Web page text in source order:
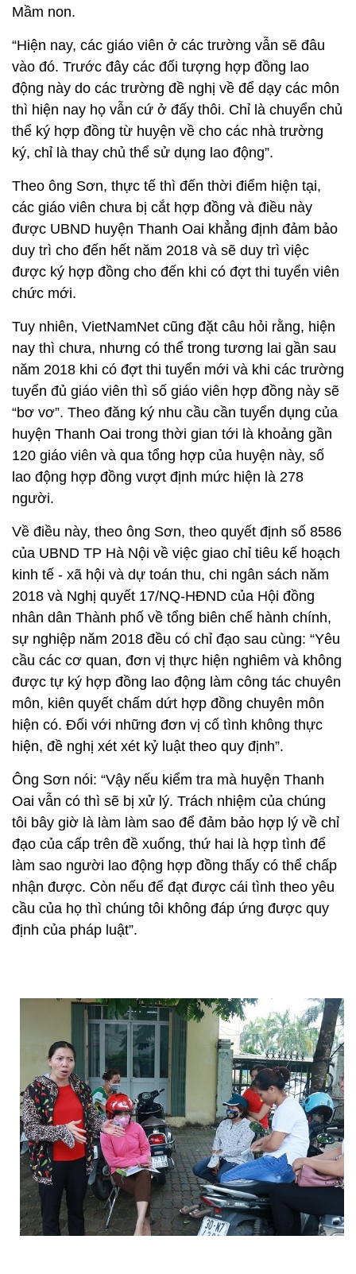
Mầm non.
“Hiện nay, các giáo viên ở các trường vẫn sẽ đâu
vào đó. Trước đây các đối tượng hợp đồng lao
động này do các trường đề nghị về để dạy các môn
thì hiện nay họ vẫn cứ ở đấy thôi. Chỉ là chuyển chủ
thể ký hợp đồng từ huyện về cho các nhà trường
ký, chỉ là thay chủ thể sử dụng lao động”.
Theo ông Sơn, thực tế thì đến thời điểm hiện tại,
các giáo viên chưa bị cắt hợp đồng và điều này
được UBND huyện Thanh Oai khẳng định đảm bảo
duy trì cho đến hết năm 2018 và sẽ duy trì việc
được ký hợp đồng cho đến khi có đợt thi tuyển viên
chức mới.
Tuy nhiên, VietNamNet cũng đặt câu hỏi rằng, hiện
nay thì chưa, nhưng có thể trong tương lai gần sau
năm 2018 khi có đợt thi tuyển mới và khi các trường
tuyển đủ giáo viên thì số giáo viên hợp đồng này sẽ
“bơ vơ”. Theo đăng ký nhu cầu cần tuyển dụng của
huyện Thanh Oai trong thời gian tới là khoảng gần
120 giáo viên và qua tổng hợp của huyện này, số
lao động hợp đồng vượt định mức hiện là 278
người.
Về điều này, theo ông Sơn, theo quyết định số 8586
của UBND TP Hà Nội về việc giao chỉ tiêu kế hoạch
kinh tế - xã hội và dự toán thu, chi ngân sách năm
2018 và Nghị quyết 17/NQ-HĐND của Hội đồng
nhân dân Thành phố về tổng biên chế hành chính,
sự nghiệp năm 2018 đều có chỉ đạo sau cùng: “Yêu
cầu các cơ quan, đơn vị thực hiện nghiêm và không
được tự ký hợp đồng lao động làm công tác chuyên
môn, kiên quyết chấm dứt hợp đồng chuyên môn
hiện có. Đối với những đơn vị cố tình không thực
hiện, đề nghị xét xét kỷ luật theo quy định”.
Ông Sơn nói: “Vậy nếu kiểm tra mà huyện Thanh
Oai vẫn có thì sẽ bị xử lý. Trách nhiệm của chúng
tôi bây giờ là làm làm sao để đảm bảo hợp lý về chỉ
đạo của cấp trên đề xuống, thứ hai là hợp tình để
làm sao người lao động hợp đồng thấy có thể chấp
nhận được. Còn nếu để đạt được cái tình theo yêu
cầu của họ thì chúng tôi không đáp ứng được quy
định của pháp luật”.